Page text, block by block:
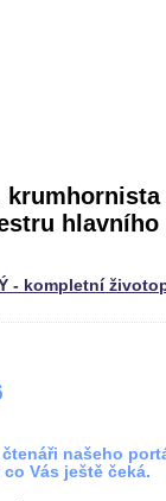
krumhornista
hlavního
- kompletní
našeho
Vás ještě čeká.